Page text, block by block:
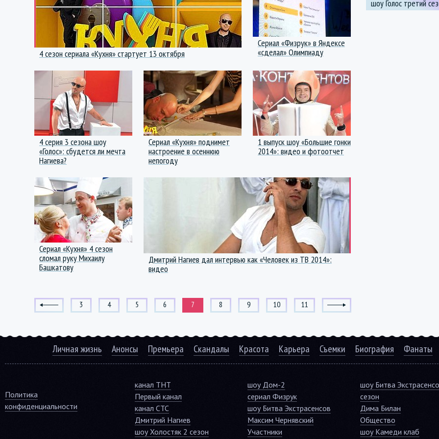
4 сезон сериала «Кухня» стартует 13 октября
Сериал «Физрук» в Яндексе
«сделал» Олимпиаду
4 серия 3 сезона шоу
«Голос»: сбудется ли мечта
Нагиева?
Сериал «Кухня» поднимет
настроение в осеннюю
непогоду
1 выпуск шоу «Большие гонки
2014»: видео и фотоотчет
Сериал «Кухня» 4 сезон
сломал руку Михаилу
Башкатову
Дмитрий Нагиев дал интервью как «Человек из ТВ 2014»:
видео
3 4 5 6 7 8 9 10 11
шоу Голос третий
Личная жизнь Анонсы Премьера Скандалы Красота Карьера Съемки Биография Фанаты
Политика
конфиденциальности
канал ТНТ
Первый канал
канал СТС
Дмитрий Нагиев
шоу Холостяк 2 сезон
шоу Дом-2
сериал Физрук
шоу Битва Экстрасенсов
Максим Чернявский
Участники
шоу Битва
сезон
Дима Билан
Общество
шоу Камеди клаб